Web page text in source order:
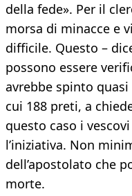
della fede». Per il
morsa di minacce e
difficile. Questo –
possono essere
avrebbe spinto
cui 188 preti, a
questo caso i
l’iniziativa. Non
dell’apostolato che
morte.